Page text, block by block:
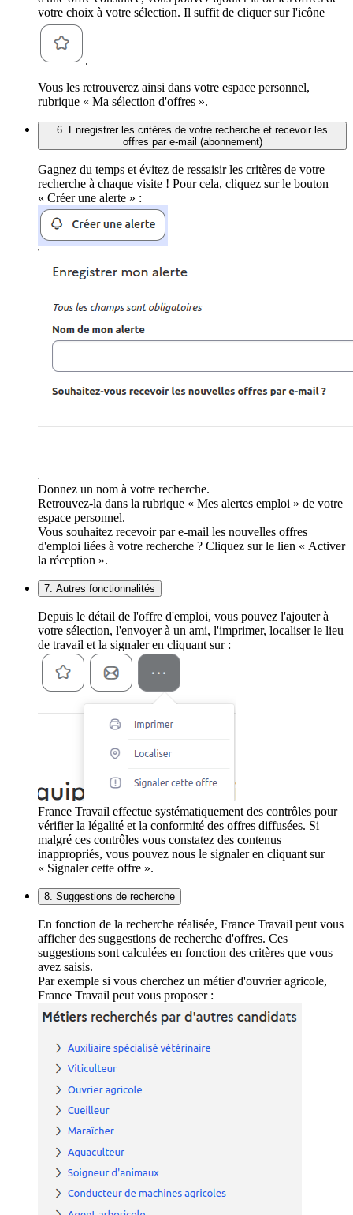
votre choix à votre sélection. Il suffit de cliquer sur l'icône
.
Vous les retrouverez ainsi dans votre espace personnel,
rubrique « Ma sélection d'offres ».
6. Enregistrer les critères de votre recherche et recevoir les
offres par e-mail (abonnement)
Gagnez du temps et évitez de ressaisir les critères de votre
recherche à chaque visite ! Pour cela, cliquez sur le bouton
« Créer une alerte » :
Donnez un nom à votre recherche.
Retrouvez-la dans la rubrique « Mes alertes emploi » de votre
espace personnel.
Vous souhaitez recevoir par e-mail les nouvelles offres
d'emploi liées à votre recherche ? Cliquez sur le lien « Activer
la réception ».
7. Autres fonctionnalités
Depuis le détail de l'offre d'emploi, vous pouvez l'ajouter à
votre sélection, l'envoyer à un ami, l'imprimer, localiser le lieu
de travail et la signaler en cliquant sur :
France Travail effectue systématiquement des contrôles pour
vérifier la légalité et la conformité des offres diffusées. Si
malgré ces contrôles vous constatez des contenus
inappropriés, vous pouvez nous le signaler en cliquant sur
« Signaler cette offre ».
8. Suggestions de recherche
En fonction de la recherche réalisée, France Travail peut vous
afficher des suggestions de recherche d'offres. Ces
suggestions sont calculées en fonction des critères que vous
avez saisis.
Par exemple si vous cherchez un métier d'ouvrier agricole,
France Travail peut vous proposer :